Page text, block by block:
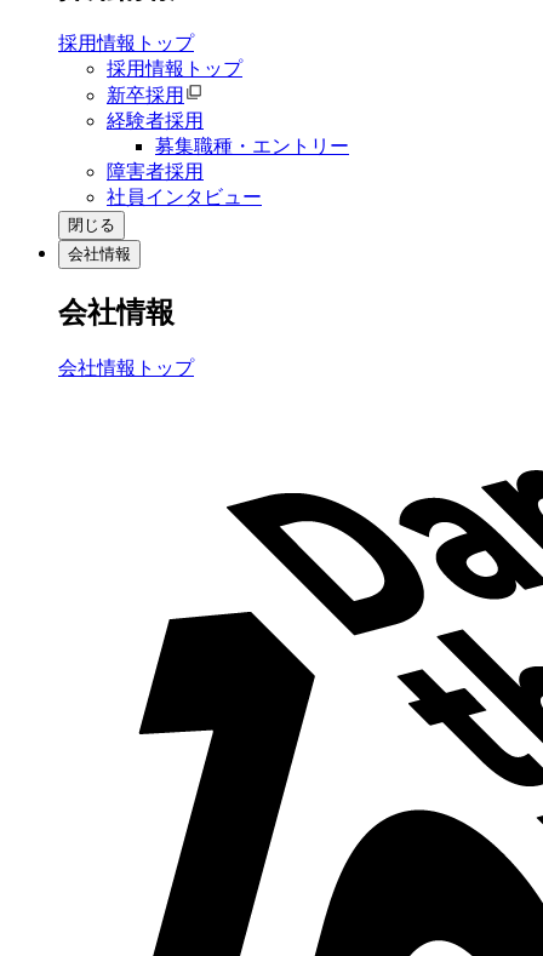
採用情報トップ
採用情報トップ
新卒採用
経験者採用
募集職種・エントリー
障害者採用
社員インタビュー
閉じる
会社情報
会社情報
会社情報トップ